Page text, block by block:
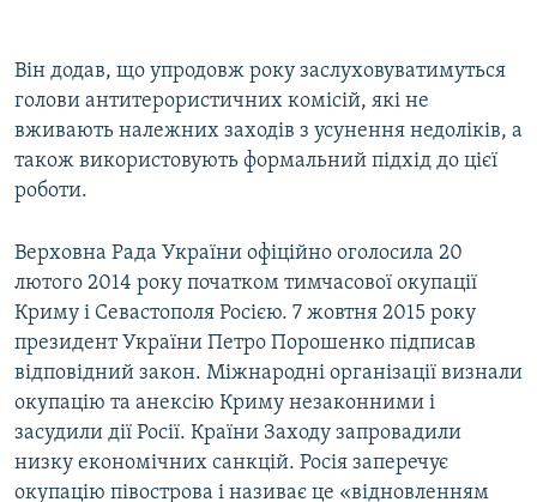
​Він додав, що упродовж року заслуховуватимуться
голови антитерористичних комісій, які не
вживають належних заходів з усунення недоліків, а
також використовують формальний підхід до цієї
роботи.
Верховна Рада України офіційно оголосила 20
лютого 2014 року початком тимчасової окупації
Криму і Севастополя Росією. 7 жовтня 2015 року
президент України Петро Порошенко підписав
відповідний закон. Міжнародні організації визнали
окупацію та анексію Криму незаконними і
засудили дії Росії. Країни Заходу запровадили
низку економічних санкцій. Росія заперечує
окупацію півострова і називає це «відновленням